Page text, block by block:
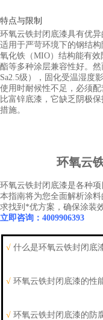
特点与限制
环氧云铁封闭底漆具有优
适用于严苛环境下的钢结
氧化铁（MIO）结构能有
酯等多种涂层兼容性好。
Sa2.5级），固化受温湿度
使用时耐候性不足，必须
比富锌底漆，它缺乏阴极
措施。
环氧云
环氧云铁封闭底漆是各种项
本指南将为您全面解析涂
求找到*优方案，确保涂装
立即咨询：4009906393
√ 什么是环氧云铁封闭底
√ 环氧云铁封闭底漆的性
√ 环氧云铁封闭底漆的防